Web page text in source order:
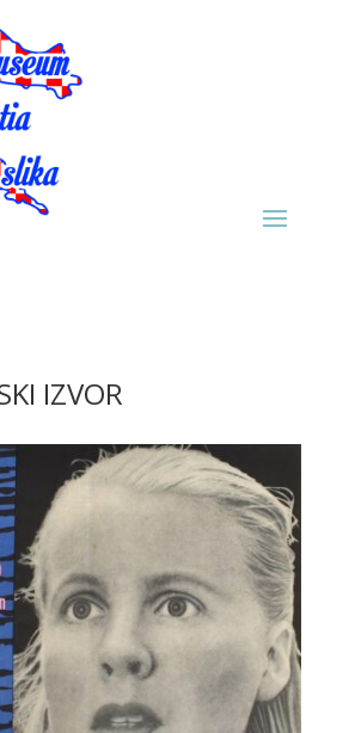
IZVOR